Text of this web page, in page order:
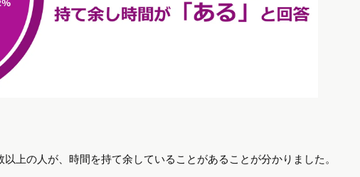
上の人が、時間を持て余していることがあることが分かりました。